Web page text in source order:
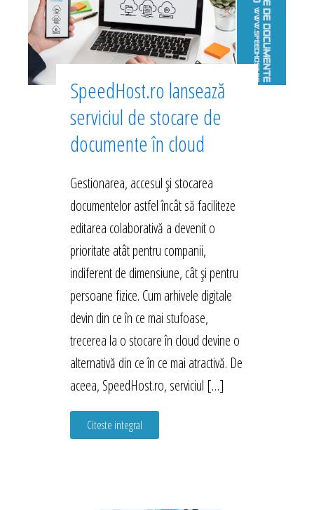
SpeedHost.ro lansează
serviciul de stocare de
documente în cloud
Gestionarea, accesul și stocarea
documentelor astfel încât să faciliteze
editarea colaborativă a devenit o
prioritate atât pentru companii,
indiferent de dimensiune, cât și pentru
persoane fizice. Cum arhivele digitale
devin din ce în ce mai stufoase,
trecerea la o stocare în cloud devine o
alternativă din ce în ce mai atractivă. De
aceea, SpeedHost.ro, serviciul […]
Citeste integral